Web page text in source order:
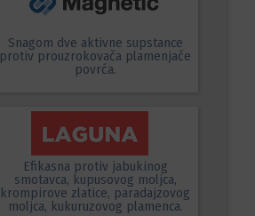
Snagom dve aktivne supstance
protiv prouzrokovača plamenjače
povrća.
Efikasna protiv jabukinog
smotavca, kupusovog moljca,
krompirove zlatice, paradajzovog
moljca, kukuruzovog plamenca.